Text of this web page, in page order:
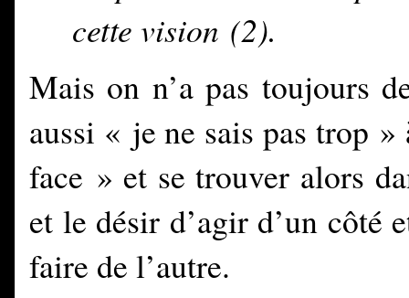
cette vision (2).
Mais on n’a pas toujours
aussi « je ne sais pas trop
face » et se trouver alors
et le désir d’agir d’un côté
faire de l’autre.